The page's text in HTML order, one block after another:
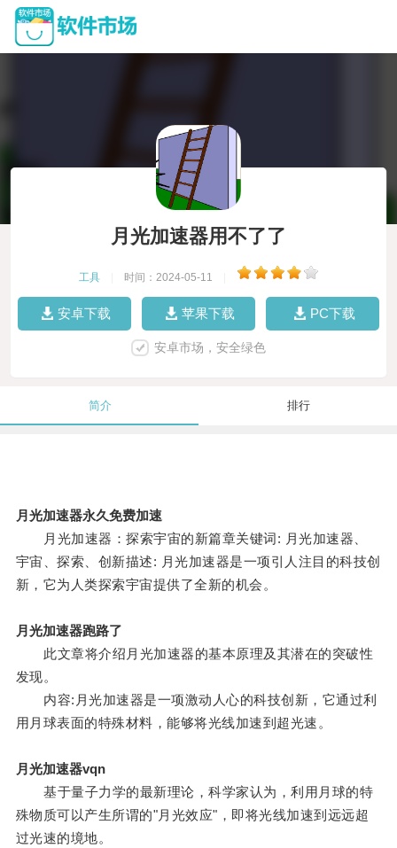
月光加速器用不了了
工具 时间：2024-05-11
安卓下载 苹果下载 PC下载
安卓市场，安全绿色
简介 排行
月光加速器永久免费加速
月光加速器：探索宇宙的新篇章关键词: 月光加速器、
宇宙、探索、创新描述: 月光加速器是一项引人注目的科技创
新，它为人类探索宇宙提供了全新的机会。
月光加速器跑路了
此文章将介绍月光加速器的基本原理及其潜在的突破性
发现。
内容:月光加速器是一项激动人心的科技创新，它通过利
用月球表面的特殊材料，能够将光线加速到超光速。
月光加速器vqn
基于量子力学的最新理论，科学家认为，利用月球的特
殊物质可以产生所谓的"月光效应"，即将光线加速到远远超
过光速的境地。